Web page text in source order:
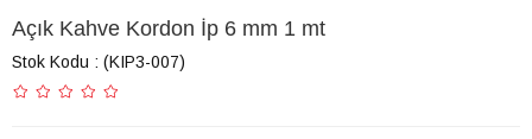
Açık Kahve Kordon İp 6 mm 1 mt
Stok Kodu (KIP3-007)